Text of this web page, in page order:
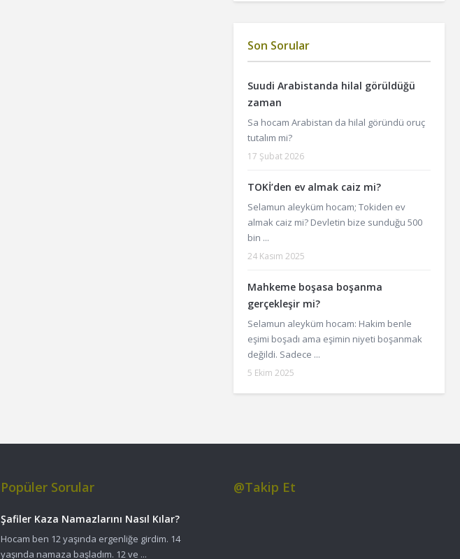
Son Sorular
Suudi Arabistanda hilal görüldüğü
zaman
Sa hocam Arabistan da hilal göründü oruç
tutalım mi?
17 Şubat 2026
TOKİ’den ev almak caiz mi?
Selamun aleyküm hocam; Tokiden ev
almak caiz mi? Devletin bize sunduğu 500
bin ...
24 Kasım 2025
Mahkeme boşasa boşanma
gerçekleşir mi?
Selamun aleyküm hocam: Hakim benle
eşimi boşadı ama eşimin niyeti boşanmak
değildi. Sadece ...
5 Ekim 2025
Popüler Sorular
Şafiler Kaza Namazlarını Nasıl Kılar?
Hocam ben 12 yaşında ergenliğe girdim. 14
yaşında namaza başladım. 12 ve ...
@Takip Et